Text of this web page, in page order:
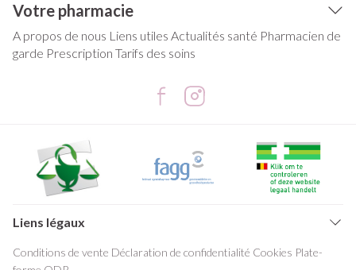
Votre pharmacie
A propos de nous Liens utiles Actualités santé Pharmacien de
garde Prescription Tarifs des soins
Liens légaux
Conditions de vente Déclaration de confidentialité Cookies Plate-